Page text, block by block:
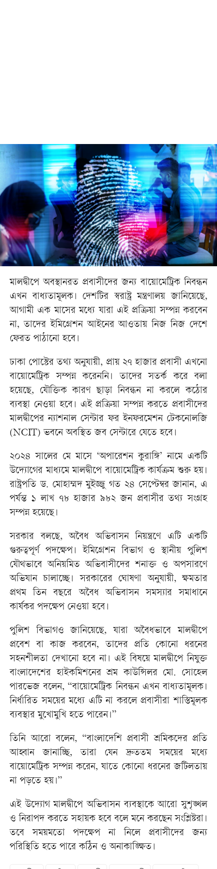
মালদ্বীপে অবস্থানরত প্রবাসীদের জন্য বায়োমেট্রিক নিবন্ধন
এখন বাধ্যতামূলক। দেশটির স্বরাষ্ট্র মন্ত্রণালয় জানিয়েছে,
আগামী এক মাসের মধ্যে যারা এই প্রক্রিয়া সম্পন্ন করবেন
না, তাদের ইমিগ্রেশন আইনের আওতায় নিজ নিজ দেশে
ফেরত পাঠানো হবে।
ঢাকা পোস্টের তথ্য অনুযায়ী, প্রায় ২৭ হাজার প্রবাসী এখনো
বায়োমেট্রিক সম্পন্ন করেননি। তাদের সতর্ক করে বলা
হয়েছে, যৌক্তিক কারণ ছাড়া নিবন্ধন না করলে কঠোর
ব্যবস্থা নেওয়া হবে। এই প্রক্রিয়া সম্পন্ন করতে প্রবাসীদের
মালদ্বীপের ন্যাশনাল সেন্টার ফর ইনফরমেশন টেকনোলজি
(NCIT) ভবনে অবস্থিত জব সেন্টারে যেতে হবে।
২০২৪ সালের মে মাসে ‘অপারেশন কুরাঙ্গি’ নামে একটি
উদ্যোগের মাধ্যমে মালদ্বীপে বায়োমেট্রিক কার্যক্রম শুরু হয়।
রাষ্ট্রপতি ড. মোহাম্মদ মুইজ্জু গত ২৪ সেপ্টেম্বর জানান, এ
পর্যন্ত ১ লাখ ৭৮ হাজার ৯৮২ জন প্রবাসীর তথ্য সংগ্রহ
সম্পন্ন হয়েছে।
সরকার বলছে, অবৈধ অভিবাসন নিয়ন্ত্রণে এটি একটি
গুরুত্বপূর্ণ পদক্ষেপ। ইমিগ্রেশন বিভাগ ও স্থানীয় পুলিশ
যৌথভাবে অনিয়মিত অভিবাসীদের শনাক্ত ও অপসারণে
অভিযান চালাচ্ছে। সরকারের ঘোষণা অনুযায়ী, ক্ষমতার
প্রথম তিন বছরে অবৈধ অভিবাসন সমস্যার সমাধানে
কার্যকর পদক্ষেপ নেওয়া হবে।
পুলিশ বিভাগও জানিয়েছে, যারা অবৈধভাবে মালদ্বীপে
প্রবেশ বা কাজ করবেন, তাদের প্রতি কোনো ধরনের
সহনশীলতা দেখানো হবে না। এই বিষয়ে মালদ্বীপে নিযুক্ত
বাংলাদেশের হাইকমিশনের শ্রম কাউন্সিলর মো. সোহেল
পারভেজ বলেন, “বায়োমেট্রিক নিবন্ধন এখন বাধ্যতামূলক।
নির্ধারিত সময়ের মধ্যে এটি না করলে প্রবাসীরা শাস্তিমূলক
ব্যবস্থার মুখোমুখি হতে পারেন।”
তিনি আরো বলেন, “বাংলাদেশি প্রবাসী শ্রমিকদের প্রতি
আহ্বান জানাচ্ছি, তারা যেন দ্রুততম সময়ের মধ্যে
বায়োমেট্রিক সম্পন্ন করেন, যাতে কোনো ধরনের জটিলতায়
না পড়তে হয়।”
এই উদ্যোগ মালদ্বীপে অভিবাসন ব্যবস্থাকে আরো সুশৃঙ্খল
ও নিরাপদ করতে সহায়ক হবে বলে মনে করছেন সংশ্লিষ্টরা।
তবে সময়মতো পদক্ষেপ না নিলে প্রবাসীদের জন্য
পরিস্থিতি হতে পারে কঠিন ও অনাকাঙ্ক্ষিত।